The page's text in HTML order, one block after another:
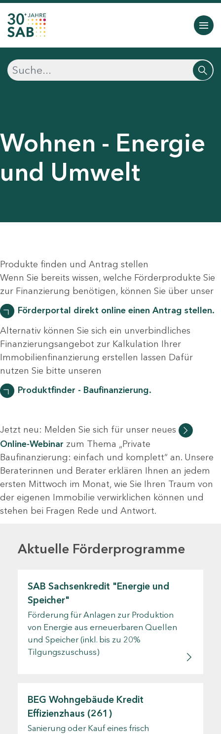
Wohnen - Energie
und Umwelt
Produkte finden und Antrag stellen
Wenn Sie bereits wissen, welche Förderprodukte Sie
zur Finanzierung benötigen, können Sie über unser
Förderportal direkt online einen Antrag stellen.
Alternativ können Sie sich ein unverbindliches
Finanzierungsangebot zur Kalkulation Ihrer
Immobilienfinanzierung erstellen lassen Dafür
nutzen Sie bitte unseren
Produktfinder - Baufinanzierung.
Jetzt neu: Melden Sie sich für unser neues
Online-Webinar zum Thema „Private
Baufinanzierung: einfach und komplett“ an. Unsere
Beraterinnen und Berater erklären Ihnen an jedem
ersten Mittwoch im Monat, wie Sie Ihren Traum von
der eigenen Immobilie verwirklichen können und
stehen bei Fragen Rede und Antwort.
Aktuelle Förderprogramme
SAB Sachsenkredit "Energie und
Speicher"
Förderung für Anlagen zur Produktion
von Energie aus erneuerbaren Quellen
und Speicher (inkl. bis zu 20%
Tilgungszuschuss)
BEG Wohngebäude Kredit
Effizienzhaus (261)
Sanierung oder Kauf eines frisch